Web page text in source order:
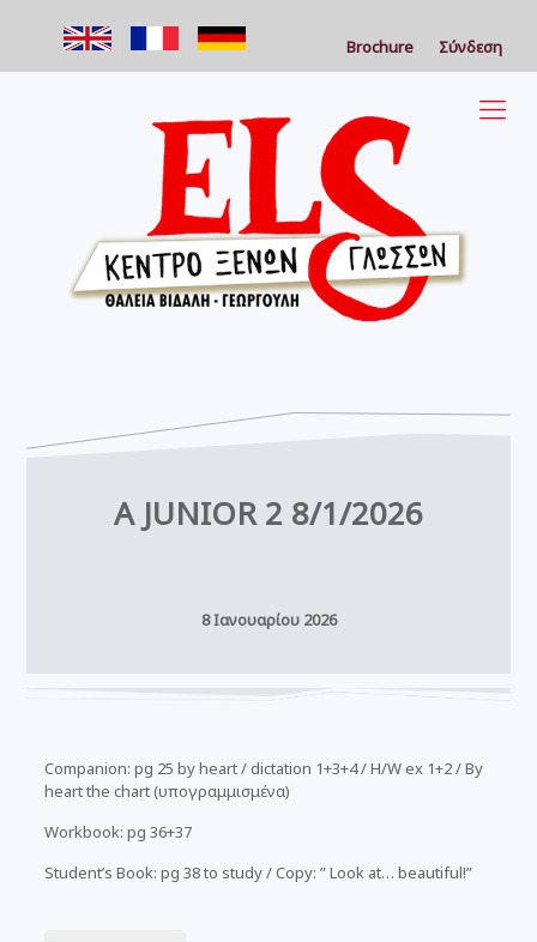
Brochure Σύνδεση
A JUNIOR 2 8/1/2026
8 Ιανουαρίου 2026
Companion: pg 25 by heart / dictation 1+3+4 / H/W ex 1+2 / By
heart the chart (υπογραμμισμένα)
Workbook: pg 36+37
Student’s Book: pg 38 to study / Copy: ” Look at… beautiful!”